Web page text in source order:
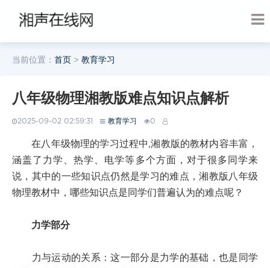
当前位置： 首页 > 教育学习
八年级物理湘教版难点知识点解析
2025-09-02 02:59:31 教育学习 0
在八年级物理的学习过程中,湘教版的教材内容丰富，
涵盖了力学、热学、电学等多个方面，对于很多同学来
说，其中的一些知识点仍然是学习的难点，湘教版八年级
物理教材中，哪些知识点是同学们普遍认为的难点呢？
力学部分
力与运动的关系：这一部分是力学的基础，也是同学